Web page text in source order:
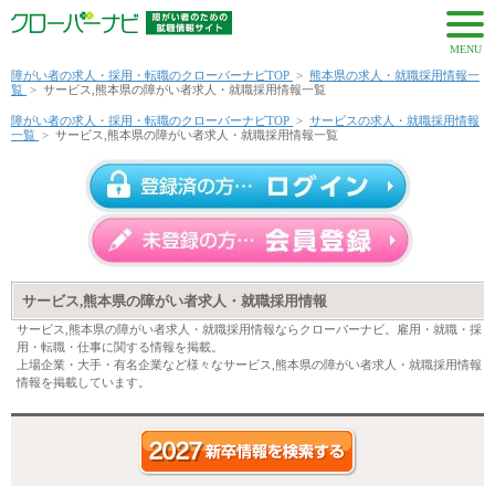
MENU
障がい者の求人・採用・転職のクローバーナビTOP > 熊本県の求人・就職採用情報一
覧 > サービス,熊本県の障がい者求人・就職採用情報一覧
障がい者の求人・採用・転職のクローバーナビTOP > サービスの求人・就職採用情報
一覧 > サービス,熊本県の障がい者求人・就職採用情報一覧
サービス,熊本県の障がい者求人・就職採用情報
サービス,熊本県の障がい者求人・就職採用情報ならクローバーナビ。雇用・就職・採
用・転職・仕事に関する情報を掲載。
上場企業・大手・有名企業など様々なサービス,熊本県の障がい者求人・就職採用情報
情報を掲載しています。